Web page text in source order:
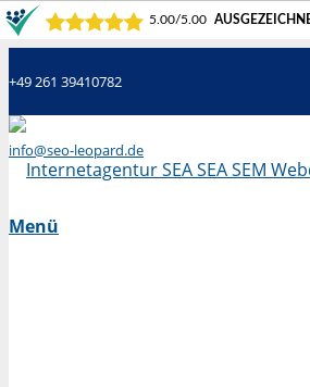
+49 261 39410782
info@seo-leopard.de
Menü